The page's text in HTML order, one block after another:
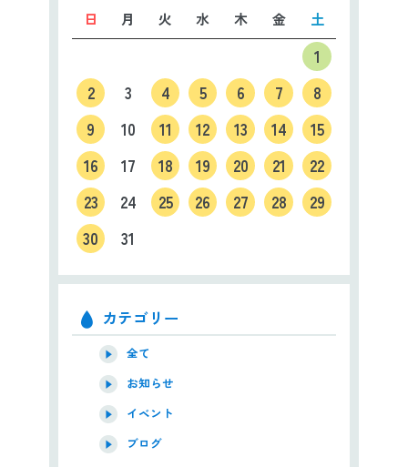
日 月 火 水 木 金 土
1
2
3 4 5 6 7
8
9
10 11 12 13 14
15
16
17 18 19 20 21
22
23
24 25 26 27 28
29
30
31
カテゴリー
全て
お知らせ
イベント
ブログ